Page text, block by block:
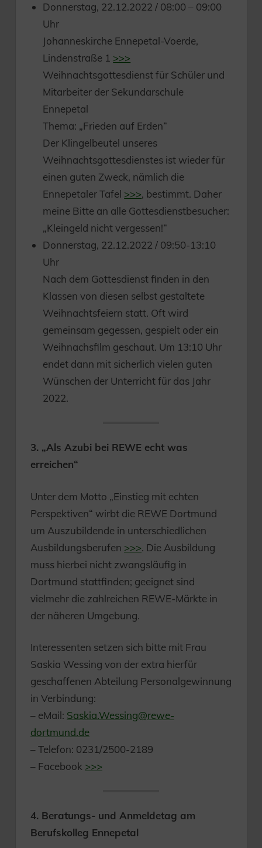
Donnerstag, 22.12.2022 / 08:00 – 09:00
Uhr
Johanneskirche Ennepetal-Voerde,
Lindenstraße 1 >>>
Weihnachtsgottesdienst für Schüler und
Mitarbeiter der Sekundarschule
Ennepetal
Thema: „Frieden auf Erden“
Der Klingelbeutel unseres
Weihnachtsgottesdienstes ist wieder für
einen guten Zweck, nämlich die
Ennepetaler Tafel >>>, bestimmt. Daher
meine Bitte an alle Gottesdienstbesucher:
„Kleingeld nicht vergessen!“
Donnerstag, 22.12.2022 / 09:50-13:10
Uhr
Nach dem Gottesdienst finden in den
Klassen von diesen selbst gestaltete
Weihnachtsfeiern statt. Oft wird
gemeinsam gegessen, gespielt oder ein
Weihnachsfilm geschaut. Um 13:10 Uhr
endet dann mit sicherlich vielen guten
Wünschen der Unterricht für das Jahr
2022.
3. „Als Azubi bei REWE echt was
erreichen“
Unter dem Motto „Einstieg mit echten
Perspektiven“ wirbt die REWE Dortmund
um Auszubildende in unterschiedlichen
Ausbildungsberufen >>>. Die Ausbildung
muss hierbei nicht zwangsläufig in
Dortmund stattfinden; geeignet sind
vielmehr die zahlreichen REWE-Märkte in
der näheren Umgebung.
Interessenten setzen sich bitte mit Frau
Saskia Wessing von der extra hierfür
geschaffenen Abteilung Personalgewinnung
in Verbindung:
– eMail: Saskia.Wessing@rewe-
dortmund.de
– Telefon: 0231/2500-2189
– Facebook >>>
4. Beratungs- und Anmeldetag am
Berufskolleg Ennepetal